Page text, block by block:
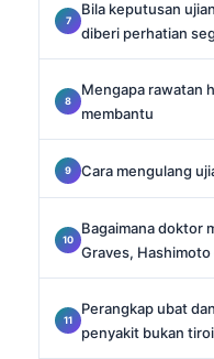
Bila keputusan
diberi perhatian
Mengapa rawatan
membantu
Cara mengulang
Bagaimana doktor
Graves,
Perangkap ubat
penyakit bukan